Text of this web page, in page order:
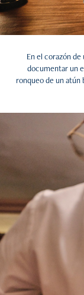
En el corazón
documentar un
ronqueo de un atún